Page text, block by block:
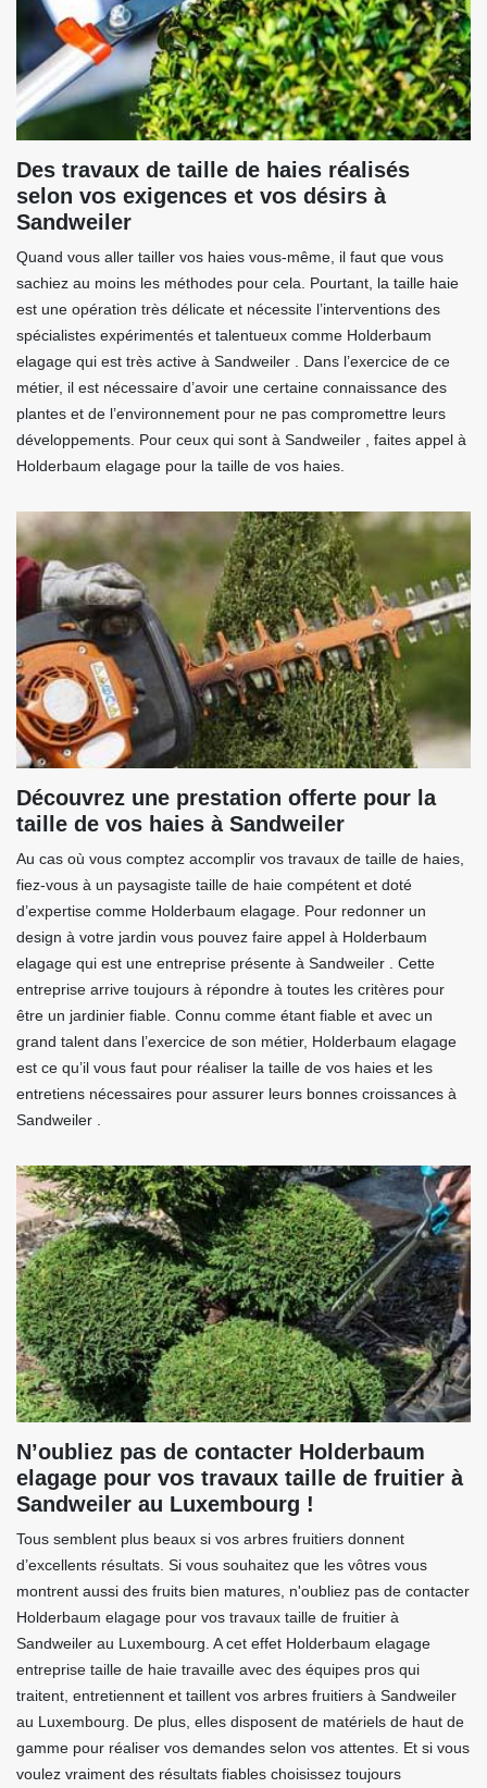
Des travaux de taille de haies réalisés
selon vos exigences et vos désirs à
Sandweiler
Quand vous aller tailler vos haies vous-même, il faut que vous
sachiez au moins les méthodes pour cela. Pourtant, la taille haie
est une opération très délicate et nécessite l’interventions des
spécialistes expérimentés et talentueux comme Holderbaum
elagage qui est très active à Sandweiler . Dans l’exercice de ce
métier, il est nécessaire d’avoir une certaine connaissance des
plantes et de l’environnement pour ne pas compromettre leurs
développements. Pour ceux qui sont à Sandweiler , faites appel à
Holderbaum elagage pour la taille de vos haies.
Découvrez une prestation offerte pour la
taille de vos haies à Sandweiler
Au cas où vous comptez accomplir vos travaux de taille de haies,
fiez-vous à un paysagiste taille de haie compétent et doté
d’expertise comme Holderbaum elagage. Pour redonner un
design à votre jardin vous pouvez faire appel à Holderbaum
elagage qui est une entreprise présente à Sandweiler . Cette
entreprise arrive toujours à répondre à toutes les critères pour
être un jardinier fiable. Connu comme étant fiable et avec un
grand talent dans l’exercice de son métier, Holderbaum elagage
est ce qu’il vous faut pour réaliser la taille de vos haies et les
entretiens nécessaires pour assurer leurs bonnes croissances à
Sandweiler .
N’oubliez pas de contacter Holderbaum
elagage pour vos travaux taille de fruitier à
Sandweiler au Luxembourg !
Tous semblent plus beaux si vos arbres fruitiers donnent
d’excellents résultats. Si vous souhaitez que les vôtres vous
montrent aussi des fruits bien matures, n'oubliez pas de contacter
Holderbaum elagage pour vos travaux taille de fruitier à
Sandweiler au Luxembourg. A cet effet Holderbaum elagage
entreprise taille de haie travaille avec des équipes pros qui
traitent, entretiennent et taillent vos arbres fruitiers à Sandweiler
au Luxembourg. De plus, elles disposent de matériels de haut de
gamme pour réaliser vos demandes selon vos attentes. Et si vous
voulez vraiment des résultats fiables choisissez toujours